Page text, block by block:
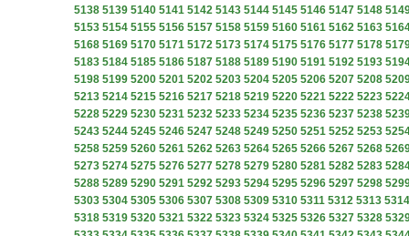
5138 5139 5140 5141 5142 5143 5144 5145 5146 5147 5148
5153 5154 5155 5156 5157 5158 5159 5160 5161 5162 5163
5168 5169 5170 5171 5172 5173 5174 5175 5176 5177 5178
5183 5184 5185 5186 5187 5188 5189 5190 5191 5192 5193
5198 5199 5200 5201 5202 5203 5204 5205 5206 5207 5208
5213 5214 5215 5216 5217 5218 5219 5220 5221 5222 5223
5228 5229 5230 5231 5232 5233 5234 5235 5236 5237 5238
5243 5244 5245 5246 5247 5248 5249 5250 5251 5252 5253
5258 5259 5260 5261 5262 5263 5264 5265 5266 5267 5268
5273 5274 5275 5276 5277 5278 5279 5280 5281 5282 5283
5288 5289 5290 5291 5292 5293 5294 5295 5296 5297 5298
5303 5304 5305 5306 5307 5308 5309 5310 5311 5312 5313 5314
5318 5319 5320 5321 5322 5323 5324 5325 5326 5327 5328